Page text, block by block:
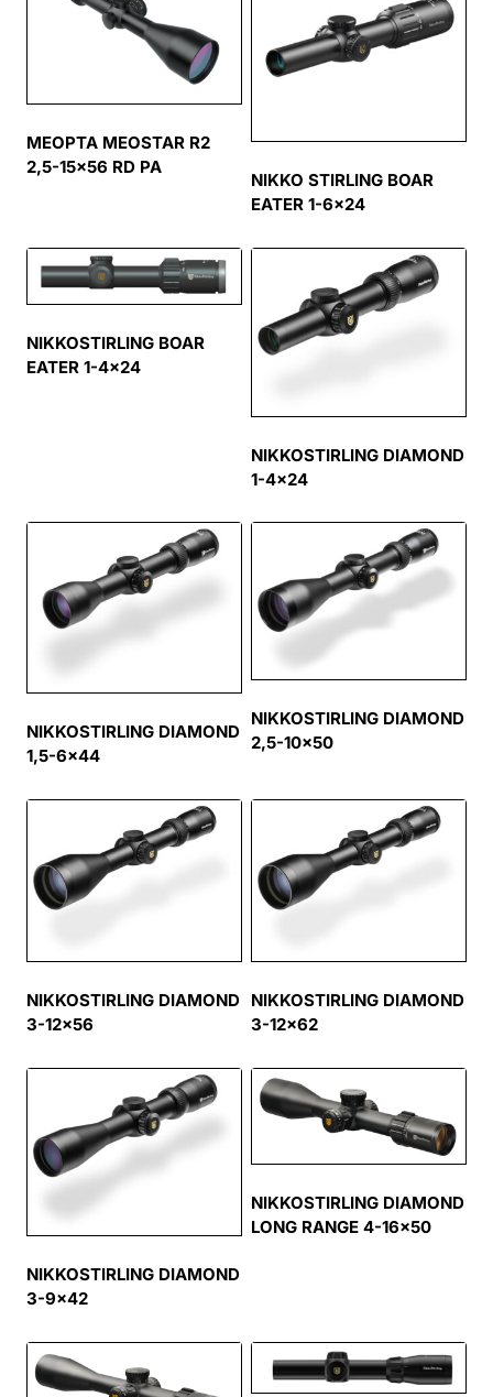
MEOPTA MEOSTAR R2
2,5-15×56 RD PA
NIKKO STIRLING BOAR
EATER 1-6×24
NIKKOSTIRLING BOAR
EATER 1-4×24
NIKKOSTIRLING DIAMOND
1-4×24
NIKKOSTIRLING DIAMOND
1,5-6×44
NIKKOSTIRLING DIAMOND
2,5-10×50
NIKKOSTIRLING DIAMOND
3-12×56
NIKKOSTIRLING DIAMOND
3-12×62
NIKKOSTIRLING DIAMOND
3-9×42
NIKKOSTIRLING DIAMOND
LONG RANGE 4-16×50